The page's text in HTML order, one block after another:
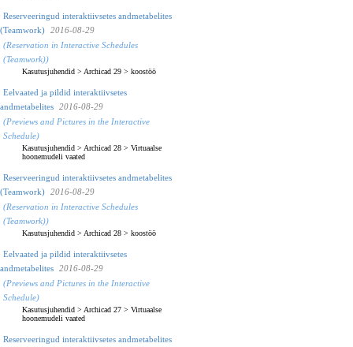
Reserveeringud interaktiivsetes andmetabelites
(Teamwork)
2016-08-29
(Reservation in Interactive Schedules
(Teamwork))
Kasutusjuhendid > Archicad 29 > koostöö
Eelvaated ja pildid interaktiivsetes
andmetabelites
2016-08-29
(Previews and Pictures in the Interactive
Schedule)
Kasutusjuhendid > Archicad 28 > Virtuaalse
hoonemudeli vaated
Reserveeringud interaktiivsetes andmetabelites
(Teamwork)
2016-08-29
(Reservation in Interactive Schedules
(Teamwork))
Kasutusjuhendid > Archicad 28 > koostöö
Eelvaated ja pildid interaktiivsetes
andmetabelites
2016-08-29
(Previews and Pictures in the Interactive
Schedule)
Kasutusjuhendid > Archicad 27 > Virtuaalse
hoonemudeli vaated
Reserveeringud interaktiivsetes andmetabelites